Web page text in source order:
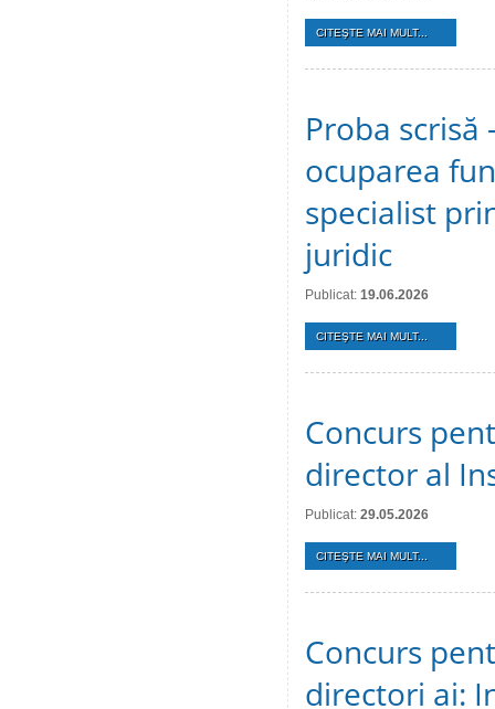
CITEŞTE MAI MULT...
Proba
ocuparea
specialist
juridic
Publicat: 19.06.2026
CITEŞTE MAI MULT...
Concurs
director al
Publicat: 29.05.2026
CITEŞTE MAI MULT...
Concurs
directori ai: